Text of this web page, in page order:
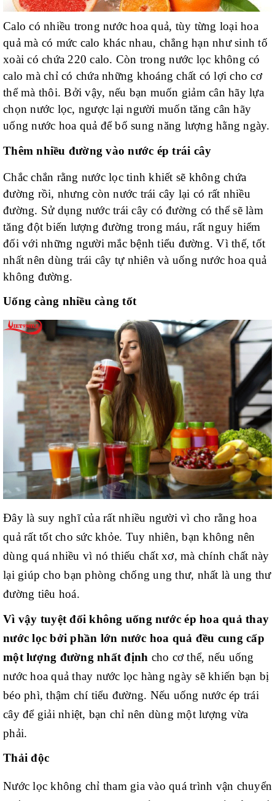
Calo có nhiều trong nước hoa quả, tùy từng loại hoa
quả mà có mức calo khác nhau, chẳng hạn như sinh tố
xoài có chứa 220 calo. Còn trong nước lọc không có
calo mà chỉ có chứa những khoáng chất có lợi cho cơ
thể mà thôi. Bởi vậy, nếu bạn muốn giảm cân hãy lựa
chọn nước lọc, ngược lại người muốn tăng cân hãy
uống nước hoa quả để bổ sung năng lượng hằng ngày.
Thêm nhiều đường vào nước ép trái cây
Chắc chắn rằng nước lọc tinh khiết sẽ không chứa
đường rồi, nhưng còn nước trái cây lại có rất nhiều
đường. Sử dụng nước trái cây có đường có thể sẽ làm
tăng đột biến lượng đường trong máu, rất nguy hiểm
đối với những người mắc bệnh tiểu đường. Vì thế, tốt
nhất nên dùng trái cây tự nhiên và uống nước hoa quả
không đường.
Uống càng nhiều càng tốt
Đây là suy nghĩ của rất nhiều người vì cho rằng hoa
quả rất tốt cho sức khỏe. Tuy nhiên, bạn không nên
dùng quá nhiều vì nó thiếu chất xơ, mà chính chất này
lại giúp cho bạn phòng chống ung thư, nhất là ung thư
đường tiêu hoá.
Vì vậy tuyệt đối không uống nước ép hoa quả thay
nước lọc bởi phần lớn nước hoa quả đều cung cấp
một lượng đường nhất định cho cơ thể, nếu uống
nước hoa quả thay nước lọc hàng ngày sẽ khiến bạn bị
béo phì, thậm chí tiểu đường. Nếu uống nước ép trái
cây để giải nhiệt, bạn chỉ nên dùng một lượng vừa
phải.
Thải độc
Nước lọc không chỉ tham gia vào quá trình vận chuyển